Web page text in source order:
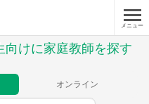
メニュー
向けに家庭教師を探す
オンライン